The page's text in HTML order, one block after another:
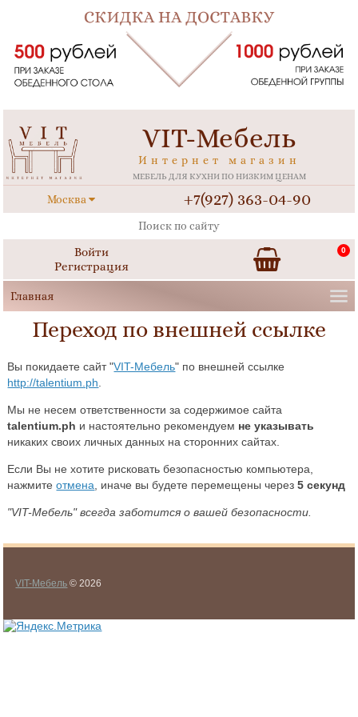
VIT-Мебель
Интернет магазин
МЕБЕЛЬ ДЛЯ КУХНИ ПО НИЗКИМ ЦЕНАМ
Москва +7(927) 363-04-90
Войти
Регистрация
0
Переход по внешней ссылке
Вы покидаете сайт "VIT-Мебель" по внешней ссылке
http://talentium.ph
Мы не несем ответственности за содержимое сайта
talentium.ph и настоятельно рекомендуем не указывать
никаких своих личных данных на сторонних сайтах.
Если Вы не хотите рисковать безопасностью компьютера,
нажмитеотмена , иначе вы будете перемещены через5 секунд
"VIT-Мебель" всегда заботится о вашей безопасности.
VIT-Мебель © 2026